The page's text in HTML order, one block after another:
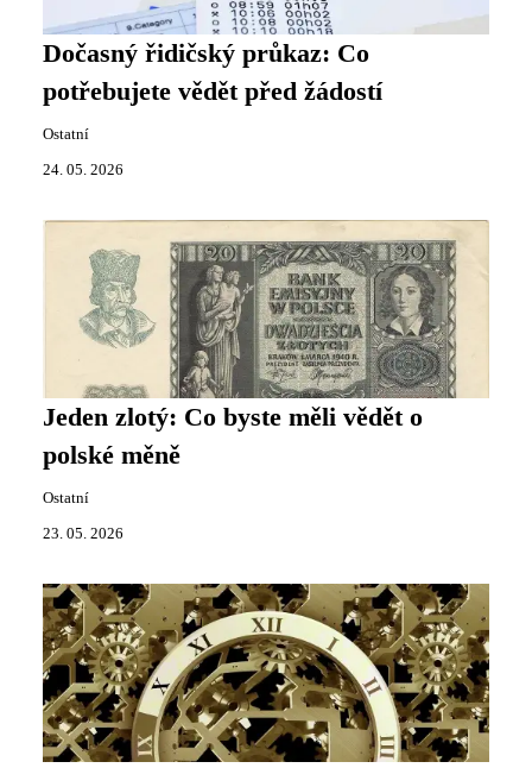
Dočasný řidičský průkaz: Co
potřebujete vědět před žádostí
Ostatní
24. 05. 2026
Jeden zlotý: Co byste měli vědět o
polské měně
Ostatní
23. 05. 2026